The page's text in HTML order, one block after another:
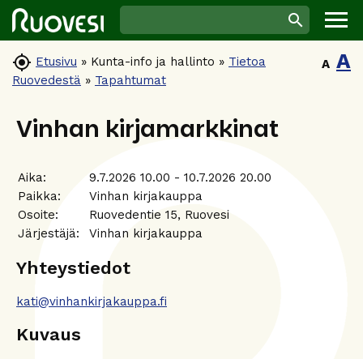
 Etusivu » Kunta-info ja hallinto » Tietoa
Ruovedestä » Tapahtumat
A A
Vinhan kirjamarkkinat
Aika:
9.7.2026 10.00 - 10.7.2026 20.00
Paikka:
Vinhan kirjakauppa
Osoite:
Ruovedentie 15, Ruovesi
Järjestäjä:
Vinhan kirjakauppa
Yhteystiedot
kati@vinhankirjakauppa.fi
Kuvaus